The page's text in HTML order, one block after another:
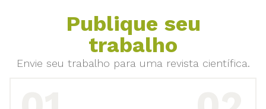
Publique seu
trabalho
Envie seu trabalho para uma revista científica.